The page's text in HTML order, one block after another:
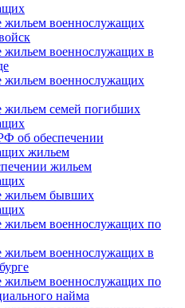
жильем военнослужащих
жильем военнослужащих в
жильем военнослужащих
жильем семей погибших
об обеспечении
жильем
жильем
жильем бывших
жильем военнослужащих по
жильем военнослужащих в
жильем военнослужащих по
найма